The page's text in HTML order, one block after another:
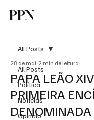
PPN
All Posts
Política
Notícias
Opinião
All Posts
PAPA LEÃO
PRIMEIRA
28 de mai. 2 min de leitura